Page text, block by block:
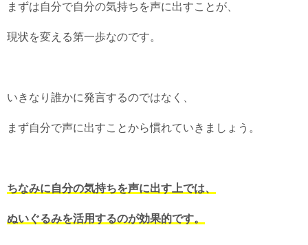
まずは自分で自分の気持ちを声に出すことが、
現状を変える第一歩なのです。
いきなり誰かに発言するのではなく、
まず自分で声に出すことから慣れていきましょう。
ちなみに自分の気持ちを声に出す上では、
ぬいぐるみを活用するのが効果的です。